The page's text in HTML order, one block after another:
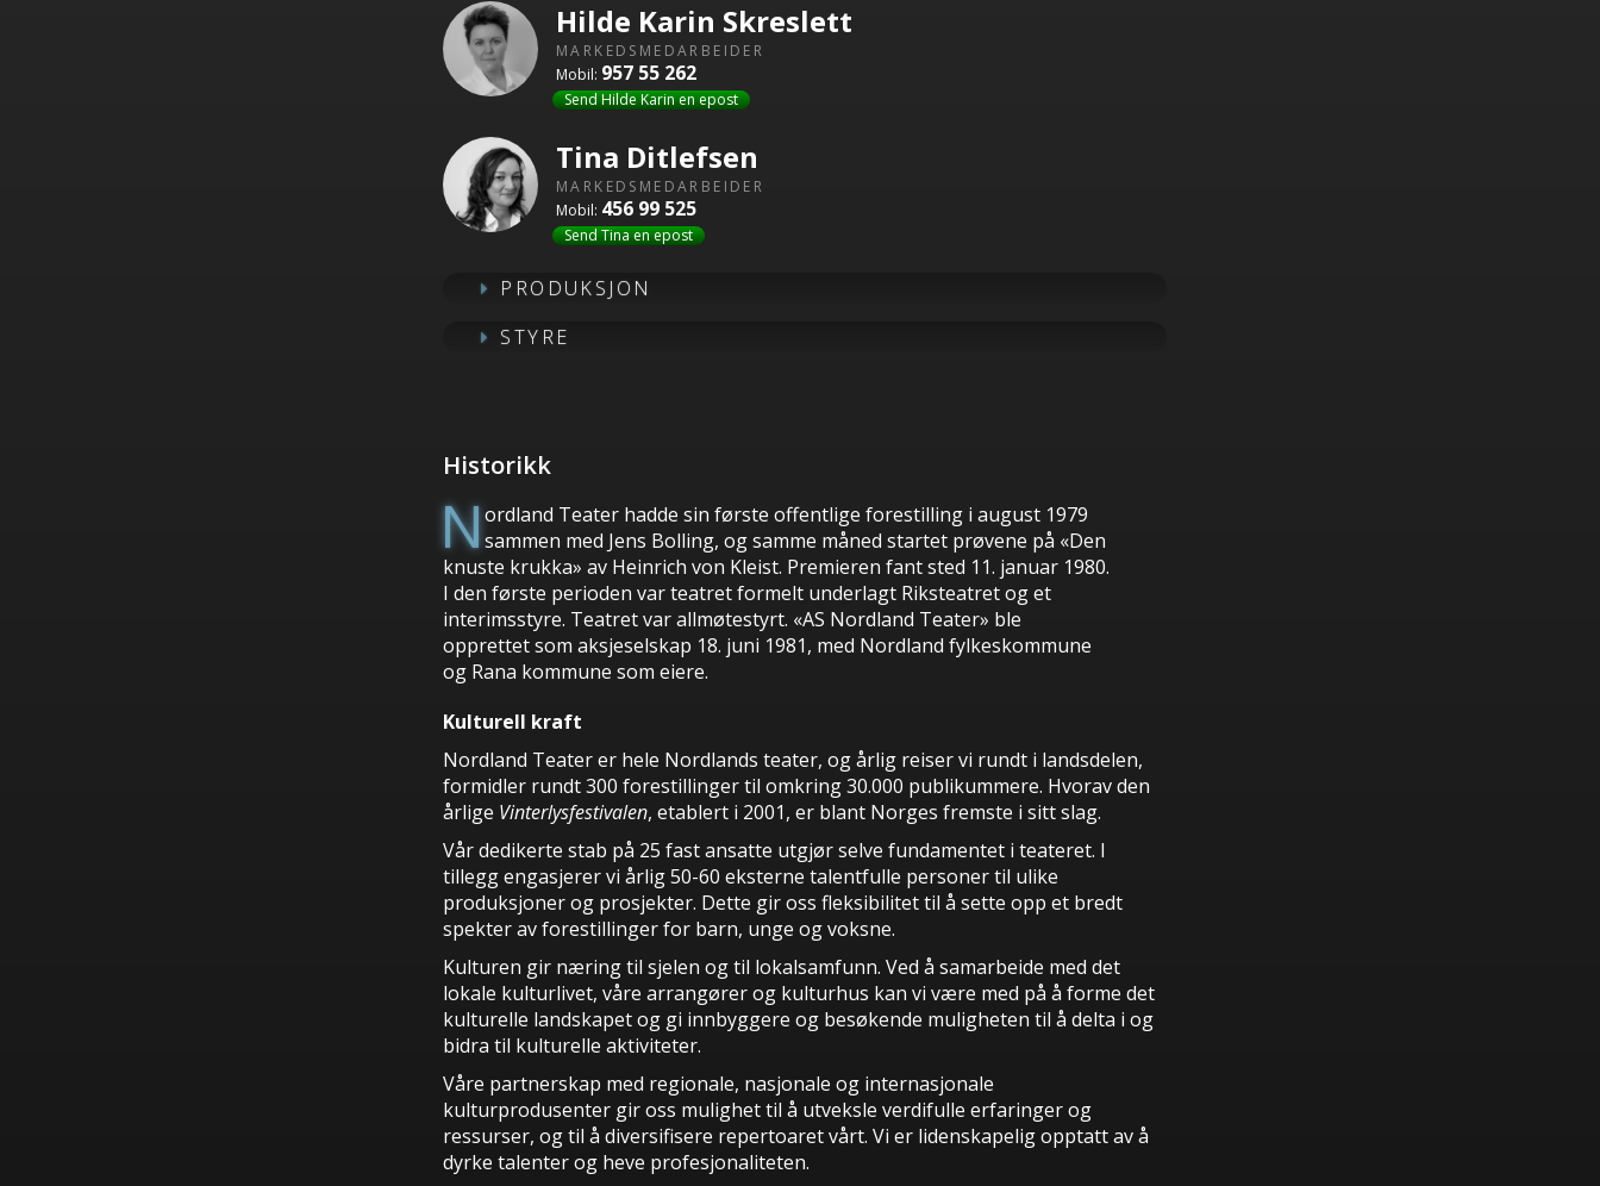
Hilde Karin Skreslett
MARKEDSMEDARBEIDER
Mobil: 957 55 262
Send Hilde Karin en epost
Tina Ditlefsen
MARKEDSMEDARBEIDER
Mobil: 456 99 525
Send Tina en epost
PRODUKSJON
STYRE
Historikk
Nordland Teater hadde sin første offentlige forestilling i august 1979
sammen med Jens Bolling, og samme måned startet prøvene på «Den
knuste krukka» av Heinrich von Kleist. Premieren fant sted 11. januar 1980.
I den første perioden var teatret formelt underlagt Riksteatret og et
interimsstyre. Teatret var allmøtestyrt. «AS Nordland Teater» ble
opprettet som aksjeselskap 18. juni 1981, med Nordland fylkeskommune
og Rana kommune som eiere.​
Kulturell kraft
Nordland Teater er hele Nordlands teater, og årlig reiser vi rundt i landsdelen,
formidler rundt 300 forestillinger til omkring 30.000 publikummere. Hvorav den
årlige Vinterlysfestivalen, etablert i 2001, er blant Norges fremste i sitt slag.
Vår dedikerte stab på 25 fast ansatte utgjør selve fundamentet i teateret. I
tillegg engasjerer vi årlig 50-60 eksterne talentfulle personer til ulike
produksjoner og prosjekter. Dette gir oss fleksibilitet til å sette opp et bredt
spekter av forestillinger for barn, unge og voksne.
Kulturen gir næring til sjelen og til lokalsamfunn. Ved å samarbeide med det
lokale kulturlivet, våre arrangører og kulturhus kan vi være med på å forme det
kulturelle landskapet og gi innbyggere og besøkende muligheten til å delta i og
bidra til kulturelle aktiviteter.
Våre partnerskap med regionale, nasjonale og internasjonale
kulturprodusenter gir oss mulighet til å utveksle verdifulle erfaringer og
ressurser, og til å diversifisere repertoaret vårt. Vi er lidenskapelig opptatt av å
dyrke talenter og heve profesjonaliteten.